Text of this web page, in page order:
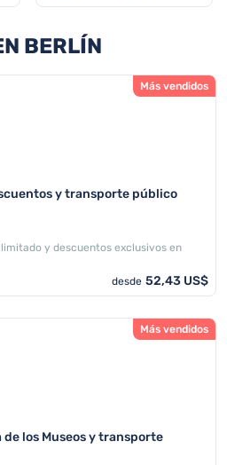
BERLÍN
Más vendidos
y transporte público
y descuentos exclusivos en
desde 52,43 US$
Más vendidos
los Museos y transporte